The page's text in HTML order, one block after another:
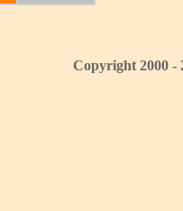
Copyright 2000 -